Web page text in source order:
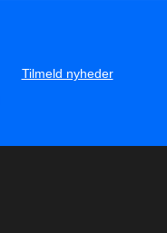
Tilmeld nyheder